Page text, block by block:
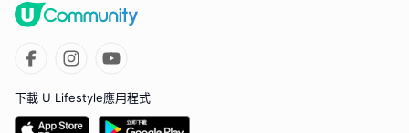
下載 U Lifestyle應用程式